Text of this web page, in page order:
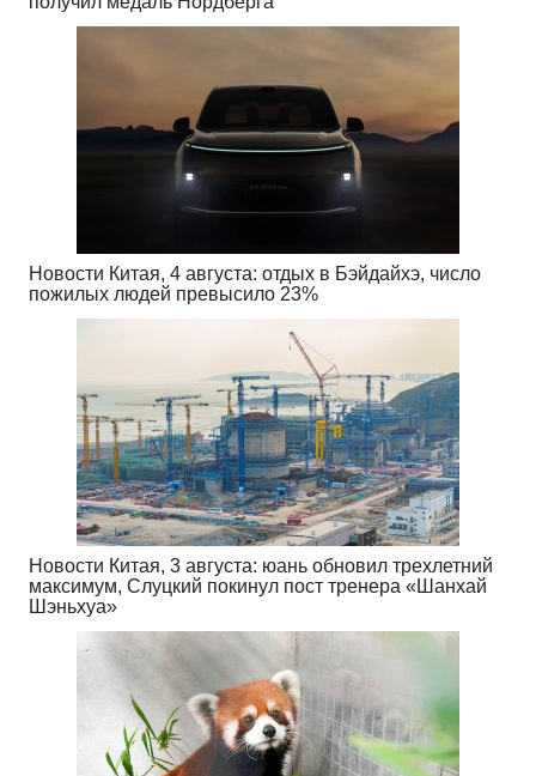
Новости Китая, 4 августа: отдых в Бэйдайхэ, число
пожилых людей превысило 23%
Новости Китая, 3 августа: юань обновил трехлетний
максимум, Слуцкий покинул пост тренера «Шанхай
Шэньхуа»